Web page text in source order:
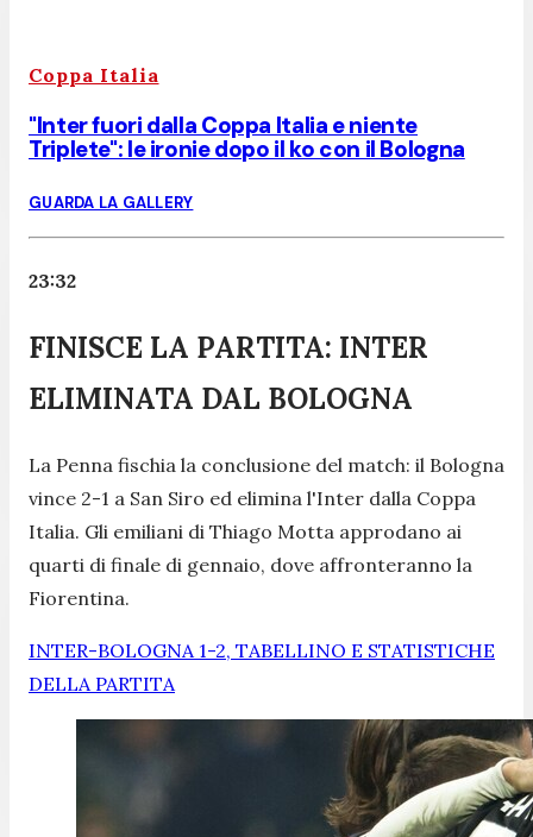
Coppa Italia
"Inter fuori dalla Coppa Italia e niente
Triplete": le ironie dopo il ko con il Bologna
GUARDA LA GALLERY
23:32
FINISCE LA PARTITA: INTER
ELIMINATA DAL BOLOGNA
La Penna fischia la conclusione del match: il Bologna
vince 2-1 a San Siro ed elimina l'Inter dalla Coppa
Italia. Gli emiliani di Thiago Motta approdano ai
quarti di finale di gennaio, dove affronteranno la
Fiorentina.
INTER-BOLOGNA 1-2, TABELLINO E STATISTICHE
DELLA PARTITA